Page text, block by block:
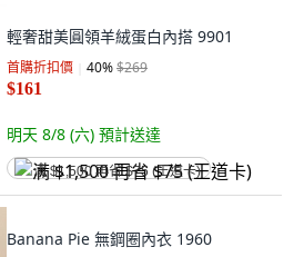
輕奢甜美圓領羊絨蛋白內搭 9901
首購折扣價 40%$269
$161
明天 8/8 (六) 預計送達
满 $1,500 再省 $75 (王道卡)
Banana Pie 無鋼圈內衣 1960